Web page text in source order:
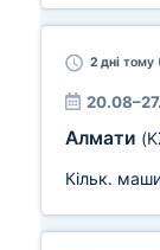
2 дні тому
Алмати
Кільк.